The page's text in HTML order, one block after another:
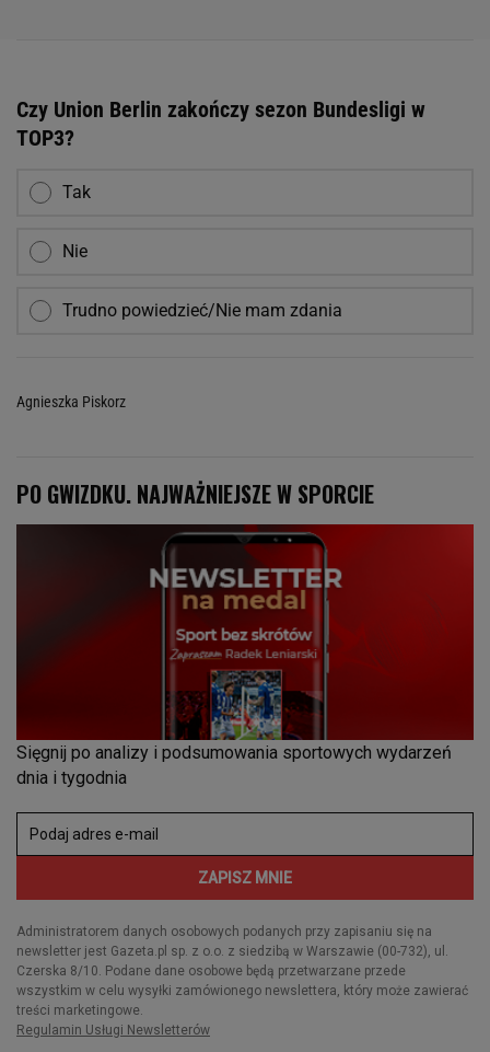
Czy Union Berlin zakończy sezon Bundesligi w
TOP3?
Tak
Nie
Trudno powiedzieć/Nie mam zdania
Agnieszka Piskorz